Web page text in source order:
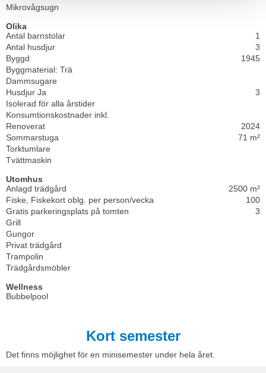
Mikrovågsugn
Olika
Antal barnstolar
1
Antal husdjur
3
Byggd
1945
Byggmaterial: Trä
Dammsugare
Husdjur Ja
3
Isolerad för alla årstider
Konsumtionskostnader inkl.
Renoverat
2024
Sommarstuga
71 m²
Torktumlare
Tvättmaskin
Utomhus
Anlagd trädgård
2500 m²
Fiske, Fiskekort oblg. per person/vecka
100
Gratis parkeringsplats på tomten
3
Grill
Gungor
Privat trädgård
Trampolin
Trädgårdsmöbler
Wellness
Bubbelpool
Kort semester
Det finns möjlighet för en minisemester under hela året.